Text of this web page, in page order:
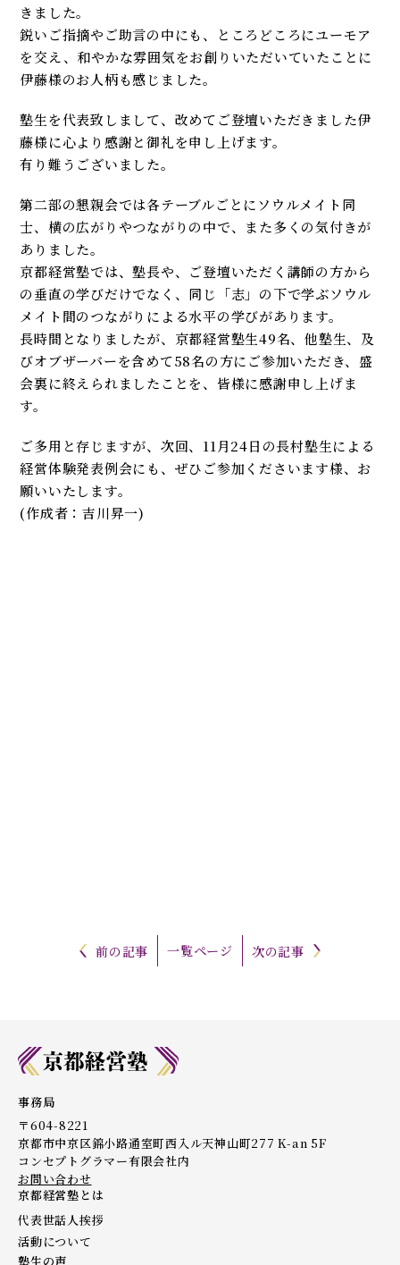
きました。
鋭いご指摘やご助言の中にも、ところどころにユーモア
を交え、和やかな雰囲気をお創りいただいていたことに
伊藤様のお人柄も感じました。
塾生を代表致しまして、改めてご登壇いただきました伊
藤様に心より感謝と御礼を申し上げます。
有り難うございました。
第二部の懇親会では各テーブルごとにソウルメイト同
士、横の広がりやつながりの中で、また多くの気付きが
ありました。
京都経営塾では、塾長や、ご登壇いただく講師の方から
の垂直の学びだけでなく、同じ「志」の下で学ぶソウル
メイト間のつながりによる水平の学びがあります。
長時間となりましたが、京都経営塾生49名、他塾生、及
びオブザーバーを含めて58名の方にご参加いただき、盛
会裏に終えられましたことを、皆様に感謝申し上げま
す。
ご多用と存じますが、次回、11月24日の長村塾生による
経営体験発表例会にも、ぜひご参加くださいます様、お
願いいたします。
(作成者：吉川昇一)
前の記事 一覧ページ 次の記事
事務局
〒604-8221
京都市中京区錦小路通室町西入ル天神山町277 K-an 5F
コンセプトグラマー有限会社内
お問い合わせ
京都経営塾とは
代表世話人挨拶
活動について
塾生の声